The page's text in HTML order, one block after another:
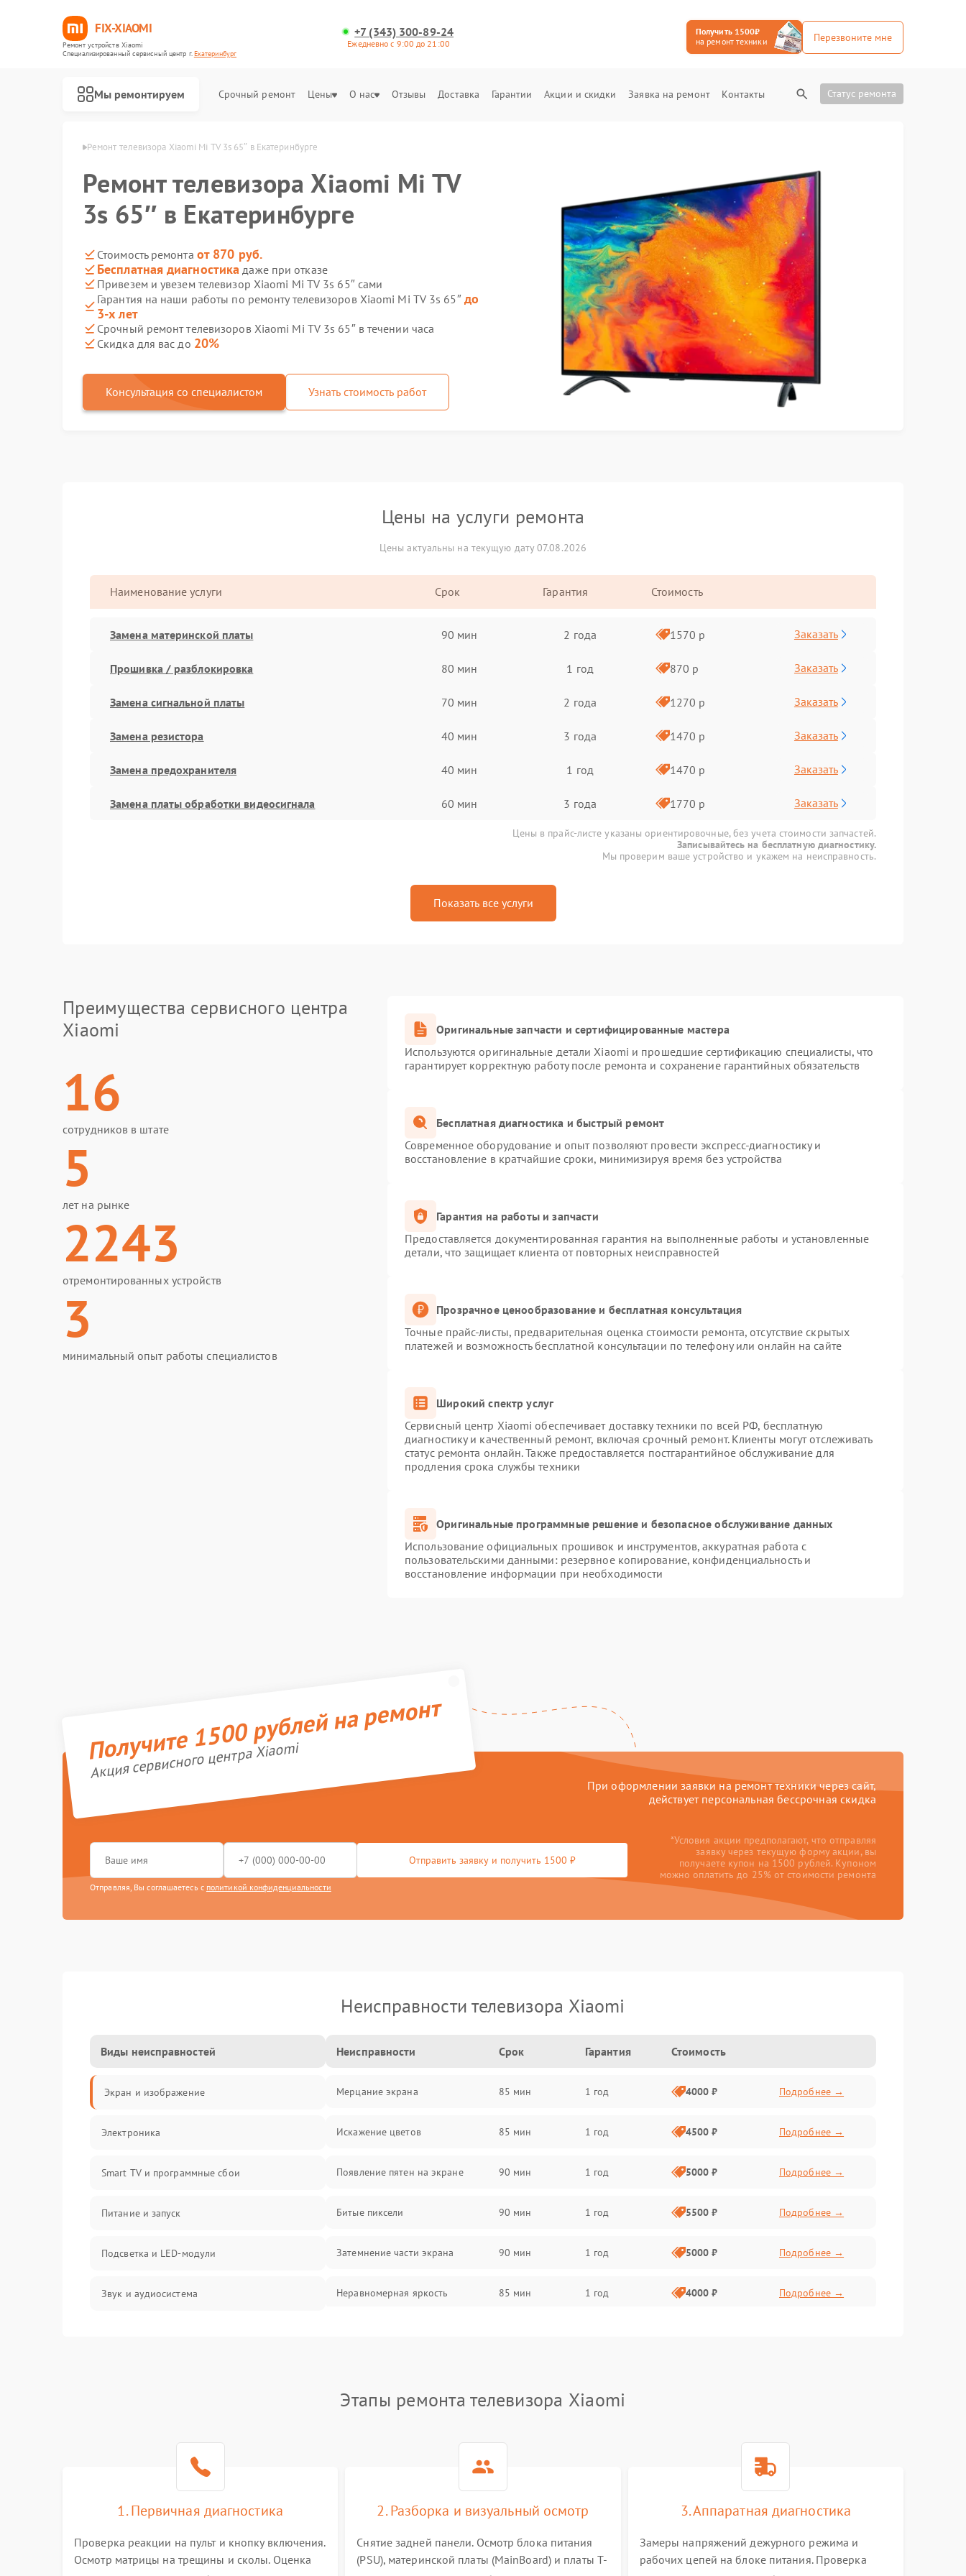
FIX-XIAOMI
Ремонт устройств Xiaomi
Специализированный cервисный центр г.Екатеринбург
+7 (343) 300-89-24
Ежедневно с 9:00 до 21:00
Получить 1500₽
на ремонт техники
Перезвоните мне
Мы ремонтируем Срочный ремонт Цены О нас Отзывы Доставка Гарантии Акции и скидки Заявка на ремонт Контакты Статус ремонта
Ремонт телевизора Xiaomi Mi TV 3s 65″ в Екатеринбурге
Ремонт телевизора Xiaomi Mi TV
3s 65″ в Екатеринбурге
Стоимость ремонта от 870 руб.
Бесплатная диагностика даже при отказе
Привезем и увезем телевизор Xiaomi Mi TV 3s 65″ сами
Гарантия на наши работы по ремонту телевизоров Xiaomi Mi TV 3s 65″ до
3-х лет
Срочный ремонт телевизоров Xiaomi Mi TV 3s 65″ в течении часа
Скидка для вас до 20%
Консультация со специалистом Узнать стоимость работ
Цены на услуги ремонта
Цены актуальны на текущую дату 07.08.2026
Наименование услуги Срок Гарантия Стоимость
Замена материнской платы 90 мин 2 года 1570 р Заказать
Прошивка / разблокировка 80 мин 1 год 870 р Заказать
Замена сигнальной платы 70 мин 2 года 1270 р Заказать
Замена резистора 40 мин 3 года 1470 р Заказать
Замена предохранителя 40 мин 1 год 1470 р Заказать
Замена платы обработки видеосигнала 60 мин 3 года 1770 р Заказать
Цены в прайс-листе указаны ориентировочные, без учета стоимости запчастей.
Записывайтесь на бесплатную диагностику.
Мы проверим ваше устройство и укажем на неисправность.
Показать все услуги
Преимущества сервисного центра
Xiaomi
16
сотрудников в штате
5
лет на рынке
2243
отремонтированных устройств
3
минимальный опыт работы специалистов
Оригинальные запчасти и сертифицированные мастера
Используются оригинальные детали Xiaomi и прошедшие сертификацию специалисты, что
гарантирует корректную работу после ремонта и сохранение гарантийных обязательств
Бесплатная диагностика и быстрый ремонт
Современное оборудование и опыт позволяют провести экспресс-диагностику и
восстановление в кратчайшие сроки, минимизируя время без устройства
Гарантия на работы и запчасти
Предоставляется документированная гарантия на выполненные работы и установленные
детали, что защищает клиента от повторных неисправностей
Прозрачное ценообразование и бесплатная консультация
Точные прайс-листы, предварительная оценка стоимости ремонта, отсутствие скрытых
платежей и возможность бесплатной консультации по телефону или онлайн на сайте
Широкий спектр услуг
Сервисный центр Xiaomi обеспечивает доставку техники по всей РФ, бесплатную
диагностику и качественный ремонт, включая срочный ремонт. Клиенты могут отслеживать
статус ремонта онлайн. Также предоставляется постгарантийное обслуживание для
продления срока службы техники
Оригинальные программные решение и безопасное обслуживание данных
Использование официальных прошивок и инструментов, аккуратная работа с
пользовательскими данными: резервное копирование, конфиденциальность и
восстановление информации при необходимости
Получите 1500 рублей на ремонт
Акция сервисного центра Xiaomi
При оформлении заявки на ремонт техники через сайт,
действует персональная бессрочная скидка
Отправить заявку и получить 1500 ₽
Отправляя, Вы соглашаетесь с политикой конфиденциальности
*Условия акции предполагают, что отправляя
заявку через текущую форму акции, вы
получаете купон на 1500 рублей. Купоном
можно оплатить до 25% от стоимости ремонта
Неисправности телевизора Xiaomi
Виды неисправностей
Экран и изображение
Электроника
Smart TV и программные сбои
Питание и запуск
Подсветка и LED-модули
Звук и аудиосистема
Программное обеспечение
Корпус и механика
Неисправности Срок Гарантия Стоимость
Мерцание экрана 85 мин 1 год 4000 ₽ Подробнее →
Искажение цветов 85 мин 1 год 4500 ₽ Подробнее →
Появление пятен на экране 90 мин 1 год 5000 ₽ Подробнее →
Битые пиксели 90 мин 1 год 5500 ₽ Подробнее →
Затемнение части экрана 90 мин 1 год 5000 ₽ Подробнее →
Неравномерная яркость 85 мин 1 год 4000 ₽ Подробнее →
Этапы ремонта телевизора Xiaomi
1. Первичная диагностика
Проверка реакции на пульт и кнопку включения.
Осмотр матрицы на трещины и сколы. Оценка
2. Разборка и визуальный осмотр
Снятие задней панели. Осмотр блока питания
(PSU), материнской платы (MainBoard) и платы T-
3. Аппаратная диагностика
Замеры напряжений дежурного режима и
рабочих цепей на блоке питания. Проверка